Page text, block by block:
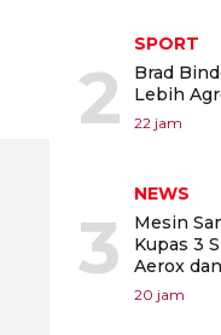
2
SPORT
Brad
Lebih
22 jam
3
NEWS
Mesin
Kupas 3
Aerox
20 jam